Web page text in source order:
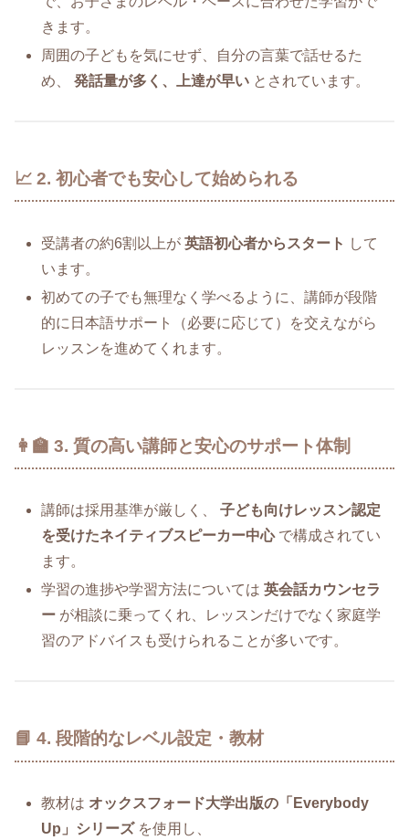
きます。
周囲の子どもを気にせず、自分の言葉で話せるた
め、発話量が多く、上達が早い とされています。
📈 2. 初心者でも安心して始められる
受講者の約6割以上が英語初心者からスタート して
います。
初めての子でも無理なく学べるように、講師が段階
的に日本語サポート（必要に応じて）を交えながら
レッスンを進めてくれます。
👩‍🏫 3. 質の高い講師と安心のサポート体制
講師は採用基準が厳しく、子ども向けレッスン認定
を受けたネイティブスピーカー中心で構成されてい
ます。
学習の進捗や学習方法については英会話カウンセラ
ー が相談に乗ってくれ、レッスンだけでなく家庭学
習のアドバイスも受けられることが多いです。
📘 4. 段階的なレベル設定・教材
教材は オックスフォード大学出版の「Everybody
Up」シリーズを使用し、